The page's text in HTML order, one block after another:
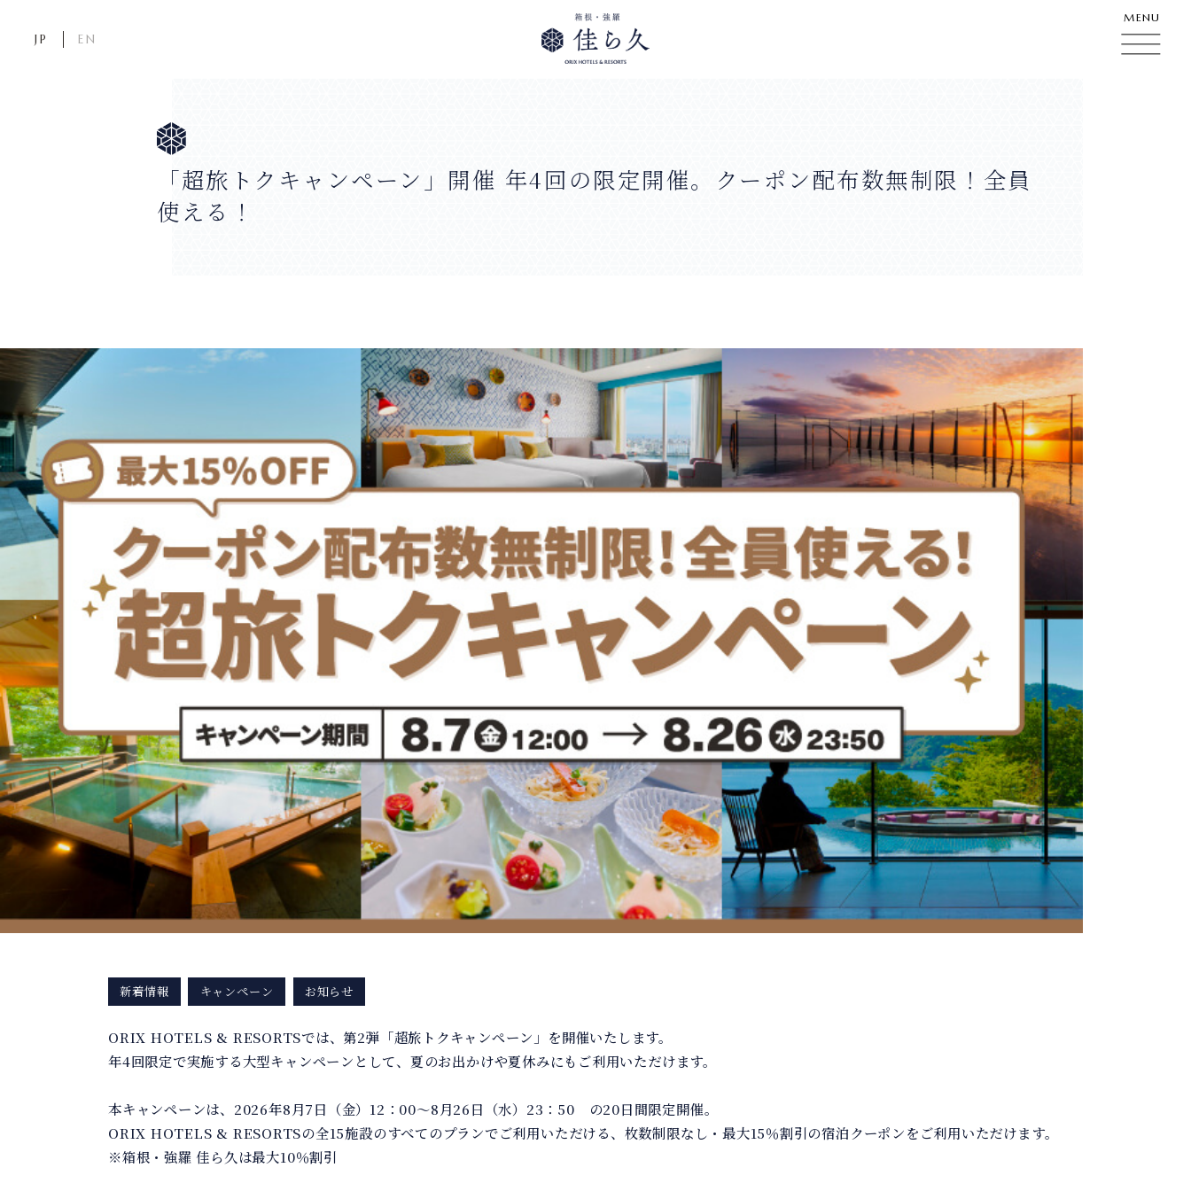
JP EN
MENU
「超旅トクキャンペーン」開催 年4回の限定開催。クーポン配布数無制限！全員
使える！
新着情報 キャンペーン お知らせ
ORIX HOTELS & RESORTSでは、第2弾「超旅トクキャンペーン」を開催いたします。
年4回限定で実施する大型キャンペーンとして、夏のお出かけや夏休みにもご利用いただけます。
本キャンペーンは、2026年8月7日（金）12：00～8月26日（水）23：50 の20日間限定開催。
ORIX HOTELS & RESORTSの全15施設のすべてのプランでご利用いただける、枚数制限なし・最大15％割引の宿泊クーポンをご利用いただけます。
※箱根・強羅 佳ら久は最大10％割引